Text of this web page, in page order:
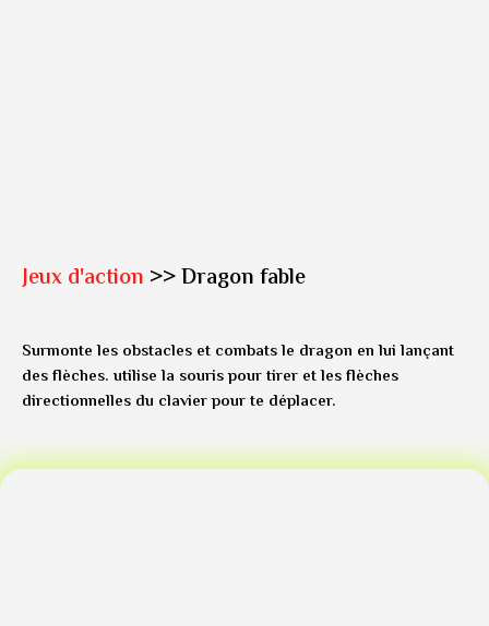
Jeux d'action >> Dragon fable
Surmonte les obstacles et combats le dragon en lui lançant
des flèches. utilise la souris pour tirer et les flèches
directionnelles du clavier pour te déplacer.